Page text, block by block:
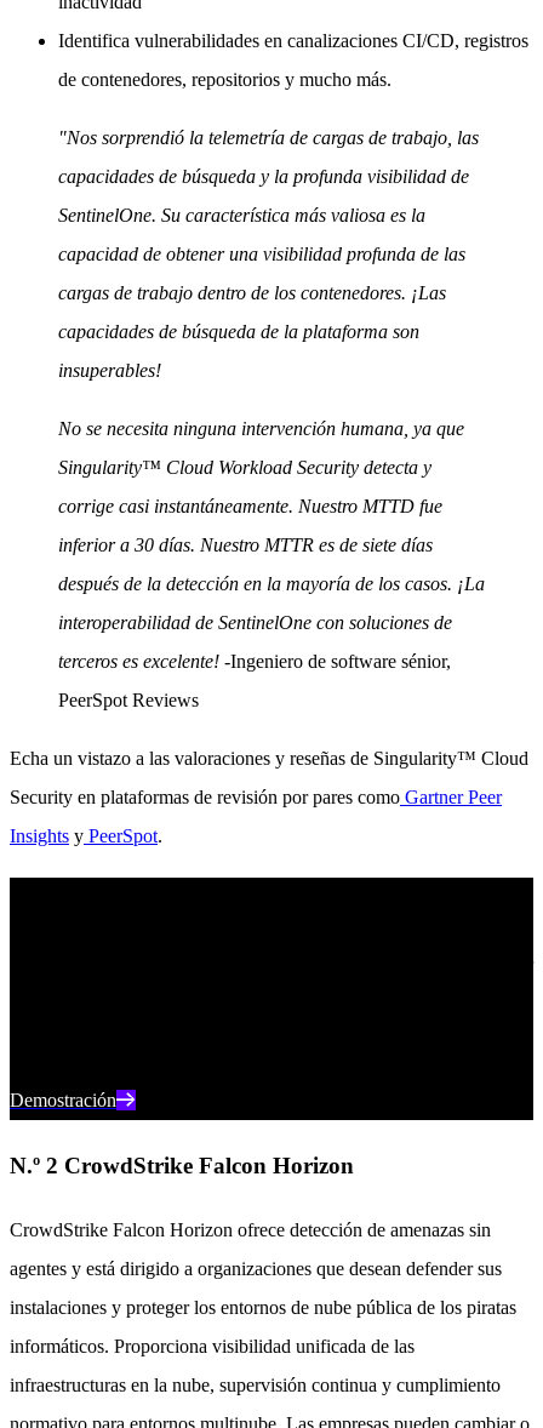
Identifica vulnerabilidades en canalizaciones CI/CD, registros
de contenedores, repositorios y mucho más.
"Nos sorprendió la telemetría de cargas de trabajo, las
capacidades de búsqueda y la profunda visibilidad de
SentinelOne. Su característica más valiosa es la
capacidad de obtener una visibilidad profunda de las
cargas de trabajo dentro de los contenedores. ¡Las
capacidades de búsqueda de la plataforma son
insuperables!
No se necesita ninguna intervención humana, ya que
Singularity™ Cloud Workload Security detecta y
corrige casi instantáneamente. Nuestro MTTD fue
inferior a 30 días. Nuestro MTTR es de siete días
después de la detección en la mayoría de los casos. ¡La
interoperabilidad de SentinelOne con soluciones de
terceros es excelente! -Ingeniero de software sénior,
PeerSpot Reviews
Echa un vistazo a las valoraciones y reseñas de Singularity™ Cloud
Security en plataformas de revisión por pares como Gartner Peer
Insights y PeerSpot.
Demostración
N.º 2 CrowdStrike Falcon Horizon
CrowdStrike Falcon Horizon ofrece detección de amenazas sin
agentes y está dirigido a organizaciones que desean defender sus
instalaciones y proteger los entornos de nube pública de los piratas
informáticos. Proporciona visibilidad unificada de las
infraestructuras en la nube, supervisión continua y cumplimiento
normativo para entornos multinube. Las empresas pueden cambiar o